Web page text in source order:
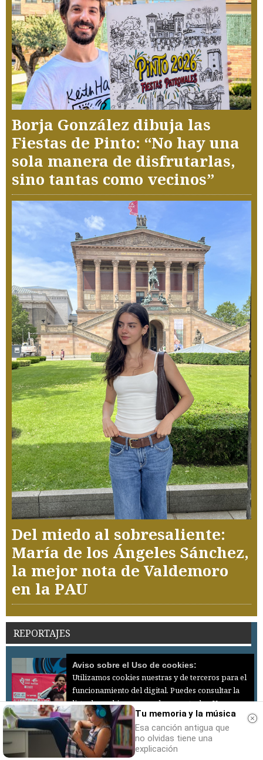
Borja González dibuja las
Fiestas de Pinto: “No hay una
sola manera de disfrutarlas,
sino tantas como vecinos”
Del miedo al sobresaliente:
María de los Ángeles Sánchez,
la mejor nota de Valdemoro
en la PAU
REPORTAJES
Tu memoria y la música
Esa canción antigua que
no olvidas tiene una
explicación
Aviso sobre el Uso de cookies:
Utilizamos cookies nuestras y de terceros para el
funcionamiento del digital. Puedes consultar la
lista de cookies y como desconectarlas.Ver
nuestra Política de Privacidad y Cookies
Aceptar Cookies
Personalizar